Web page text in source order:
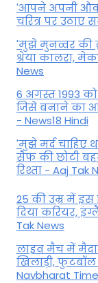
'आपने अपनी
चरित्र पर उठाए
'मुझे मुनव्वर की
श्रेया कालरा,
News
6 अगस्त 1993
जिसे बनाने का
- News18 Hindi
'मुझे मर्द चाहिए
सैफ की छोटी
रिश्ता - Aaj Tak
25 की उम्र में
दिया करियर,
Tak News
लाइव मैच में
खिलाड़ी,
Navbharat